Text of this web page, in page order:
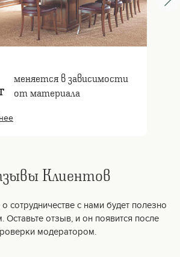
меняется в зависимости
от материала
Клиентов
сотрудничестве с нами будет полезно
Оставьте отзыв, и он появится после
модератором.